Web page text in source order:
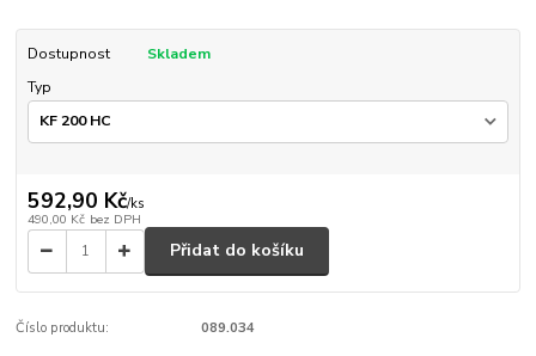
Dostupnost
Skladem
Typ
592,90 Kč/ks
490,00 Kč bez DPH
Přidat do košíku
Číslo produktu: 089.034